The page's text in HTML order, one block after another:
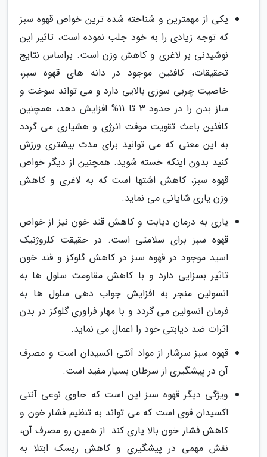
یکی از مهمترین و شناخته شده ترین خواص قهوه سبز
که توجه زیادی را به خود جلب نموده است، تاثیر این
نوشیدنی بر لاغری و کاهش وزن است. براساس نتایج
تحقیقات، کافئین موجود در دانه های قهوه سبز،
خاصیت چربی سوزی بالایی دارد و می تواند سوخت و
ساز بدن را در حدود 3 تا 11% افزایش دهد، همچنین
کافئین باعث تقویت موقت انرژی و هشیاری می گردد
به این معنی که می توانید برای مدت بیشتری ورزش
کنید بدون اینکه خسته شوید. همچنین از دیگر خواص
قهوه سبز، کاهش اشتها است که به لاغری و کاهش
وزن یاری شایانی می نماید.
یاری به درمان دیابت و کاهش قند خون نیز از خواص
قهوه سبز برای سلامتی است. در حقیقت کلروژنیک
اسید موجود در قهوه سبز در کاهش گلوکز و قند خون
تاثیر بسزایی دارد و با کاهش مقاومت سلول ها به
انسولین منجر به افزایش جواب دهی سلول ها به
فرمان انسولین می گردد و با مهار فراوری گلوکز در بدن
اثرات ضد دیابتی خود را اعمال می نماید.
قهوه سبز سرشار از مواد آنتی اکسیدان است و مصرف
آن در پیشگیری از سرطان بسیار مفید است.
ویژگی دیگر قهوه سبز این است که حاوی نوعی آنتی
اکسیدان قوی است که می تواند به تنظیم فشار خون و
کاهش فشار خون بالا یاری کند. از همین رو مصرف آن،
نقش مهمی در پیشگیری و کاهش ریسک ابتلا به